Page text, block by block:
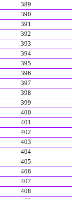
389
390
391
392
393
394
395
396
397
398
399
400
401
402
403
404
405
406
407
408